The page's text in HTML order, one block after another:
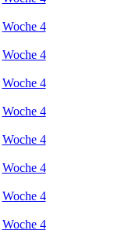
Woche 4
Woche 4
Woche 4
Woche 4
Woche 4
Woche 4
Woche 4
Woche 4